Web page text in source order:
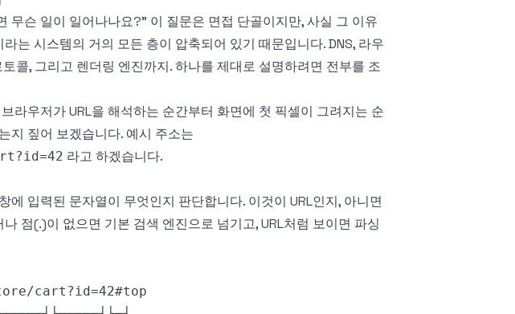
무슨 일이 일어나나요?" 이 질문은 면접 단골이지만, 사실 그 이유
는 시스템의 거의 모든 층이 압축되어 있기 때문입니다. DNS, 라우
콜, 그리고 렌더링 엔진까지. 하나를 제대로 설명하려면 전부를 조
라우저가 URL을 해석하는 순간부터 화면에 첫 픽셀이 그려지는 순
지 짚어 보겠습니다. 예시 주소는
라고 하겠습니다.
에 입력된 문자열이 무엇인지 판단합니다. 이것이 URL인지, 아니면
점(.)이 없으면 기본 검색 엔진으로 넘기고, URL처럼 보이면 파싱